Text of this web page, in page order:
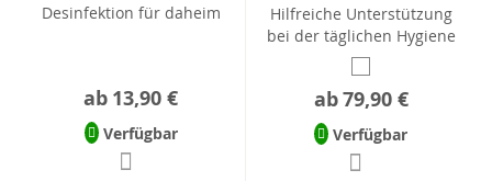
Desinfektion für daheim
ab 13,90 €
Verfügbar
Hilfreiche Unterstützung
bei der täglichen Hygiene
ab79,90 €
Verfügbar